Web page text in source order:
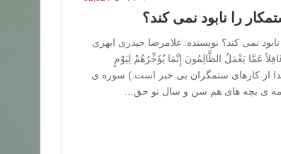
را نابود نمی کند؟
نمی کند؟ نویسنده: غلامرضا حیدری ابهری
عَمَّا يَعْمَلُ الظَّالِمُونَ إِنَّمَا يُؤَخِّرُهُمْ لِيَوْمٍ
از کارهای ستمگران بی خبر است.) سوره ی